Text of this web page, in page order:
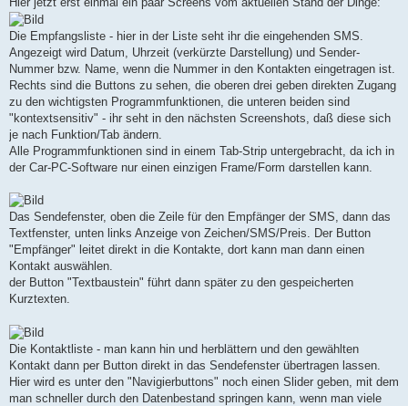
Die Empfangsliste - hier in der Liste seht ihr die eingehenden SMS.
Angezeigt wird Datum, Uhrzeit (verkürzte Darstellung) und Sender-
Nummer bzw. Name, wenn die Nummer in den Kontakten eingetragen ist.
Rechts sind die Buttons zu sehen, die oberen drei geben direkten Zugang
zu den wichtigsten Programmfunktionen, die unteren beiden sind
"kontextsensitiv" - ihr seht in den nächsten Screenshots, daß diese sich
je nach Funktion/Tab ändern.
Alle Programmfunktionen sind in einem Tab-Strip untergebracht, da ich in
der Car-PC-Software nur einen einzigen Frame/Form darstellen kann.
Das Sendefenster, oben die Zeile für den Empfänger der SMS, dann das
Textfenster, unten links Anzeige von Zeichen/SMS/Preis. Der Button
"Empfänger" leitet direkt in die Kontakte, dort kann man dann einen
Kontakt auswählen.
der Button "Textbaustein" führt dann später zu den gespeicherten
Kurztexten.
Die Kontaktliste - man kann hin und herblättern und den gewählten
Kontakt dann per Button direkt in das Sendefenster übertragen lassen.
Hier wird es unter den "Navigierbuttons" noch einen Slider geben, mit dem
man schneller durch den Datenbestand springen kann, wenn man viele